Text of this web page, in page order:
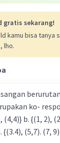
gratis sekarang!
kamu bisa tanya
lho.
satu-satu? a.
(4,5)} c. {(2,7).
(6,9). (8,7)} d. {(3.4), (5,7).